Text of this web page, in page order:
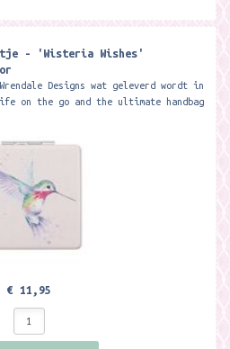
- 'Wisteria Wishes'
Designs wat geleverd wordt in
on the go and the ultimate handbag
€ 11,95